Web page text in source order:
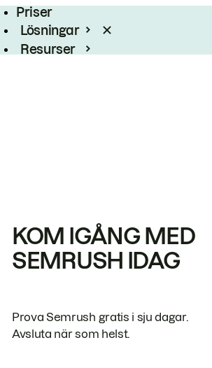
Priser
Lösningar
Resurser
KOM IGÅNG MED
SEMRUSH IDAG
Prova Semrush gratis i sju dagar.
Avsluta när som helst.